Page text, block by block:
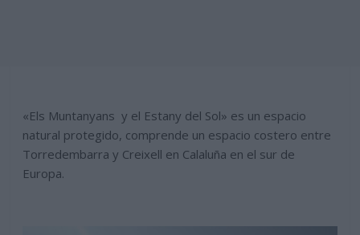
«Els Muntanyans y el Estany del Sol» es un espacio
natural protegido, comprende un espacio costero entre
Torredembarra y Creixell en Calaluña en el sur de
Europa.